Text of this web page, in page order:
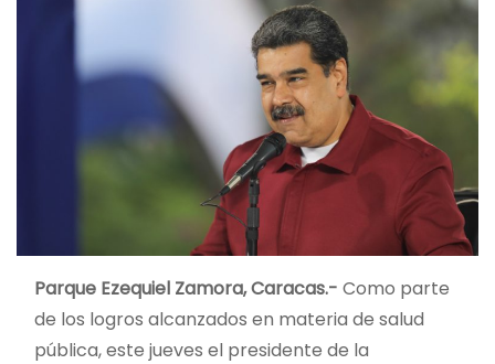
Parque Ezequiel Zamora, Caracas.- Como parte
de los logros alcanzados en materia de salud
pública, este jueves el presidente de la